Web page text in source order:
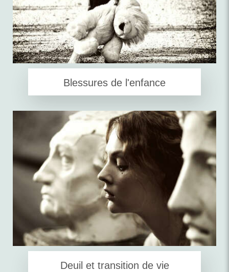
Blessures de l'enfance
Deuil et transition de vie